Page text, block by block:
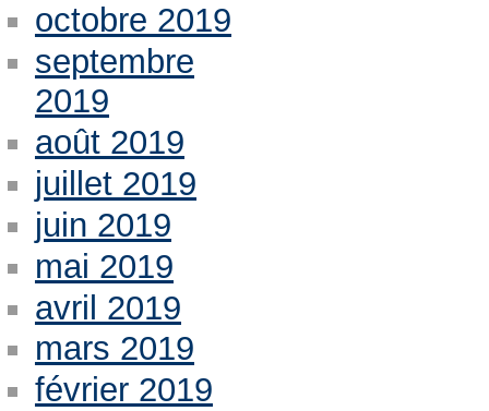
octobre 2019
septembre
2019
août 2019
juillet 2019
juin 2019
mai 2019
avril 2019
mars 2019
février 2019